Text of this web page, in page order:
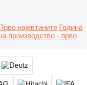
најевтините Година
производство - прво